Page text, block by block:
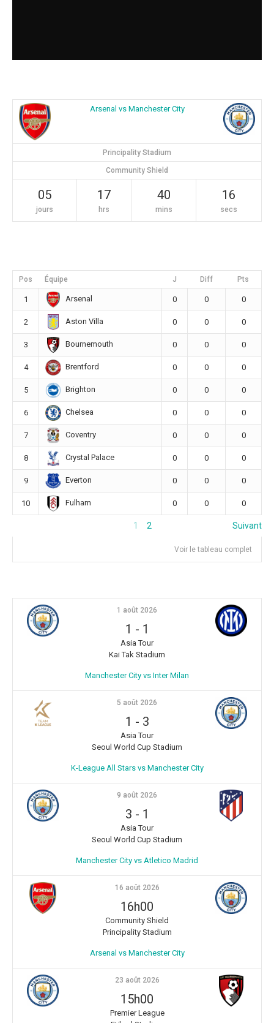
Arsenal vs Manchester City
Principality Stadium
Community Shield
05
jours
17
hrs
40
mins
15
secs
Pos Équipe J Diff Pts
1 Arsenal 0 0 0
2 Aston Villa 0 0 0
3 Bournemouth 0 0 0
4 Brentford 0 0 0
5 Brighton 0 0 0
6 Chelsea 0 0 0
7 Coventry 0 0 0
8 Crystal Palace 0 0 0
9 Everton 0 0 0
10 Fulham 0 0 0
1 2 Suivant
Voir le tableau complet
1 août 2026
1 - 1
Asia Tour
Kai Tak Stadium
Manchester City vs Inter Milan
5 août 2026
1 - 3
Asia Tour
Seoul World Cup Stadium
K-League All Stars vs Manchester City
9 août 2026
3 - 1
Asia Tour
Seoul World Cup Stadium
Manchester City vs Atletico Madrid
16 août 2026
16h00
Community Shield
Principality Stadium
Arsenal vs Manchester City
23 août 2026
15h00
Premier League